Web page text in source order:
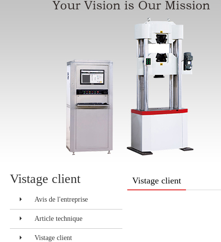
Vistage client
Avis de l'entreprise
Article technique
Vistage client
Vistage client